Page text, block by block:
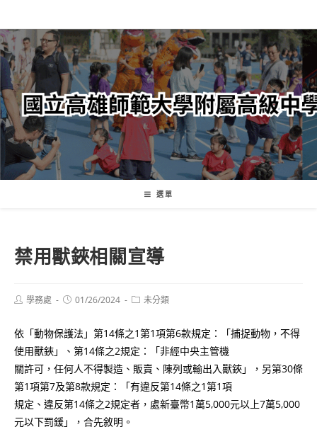
轉
至
主
內
容
選單
禁用獸鋏相關宣導
Post學務處
Post01/26/2024
Post未分類
依「動物保護法」第14條之1第1項第6款規定：「捕捉動物，不得
使用獸鋏」、第14條之2規定：「非經中央主管機
關許可，任何人不得製造、販賣、陳列或輸出入獸鋏」，另第30條
第1項第7及第8款規定：「有違反第14條之1第1項
規定、違反第14條之2規定者，處新臺幣1萬5,000元以上7萬5,000
元以下罰鍰」，合先敘明。